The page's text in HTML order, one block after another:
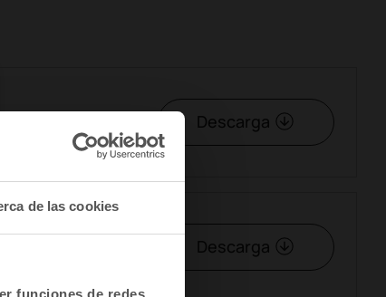
de las cookies
funciones de redes
Descarga
Descarga